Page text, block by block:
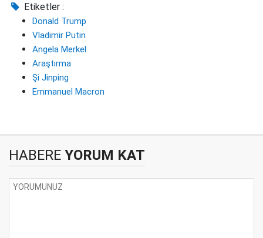
Etiketler :
Donald Trump
Vladimir Putin
Angela Merkel
Araştırma
Şi Jinping
Emmanuel Macron
HABERE YORUM KAT